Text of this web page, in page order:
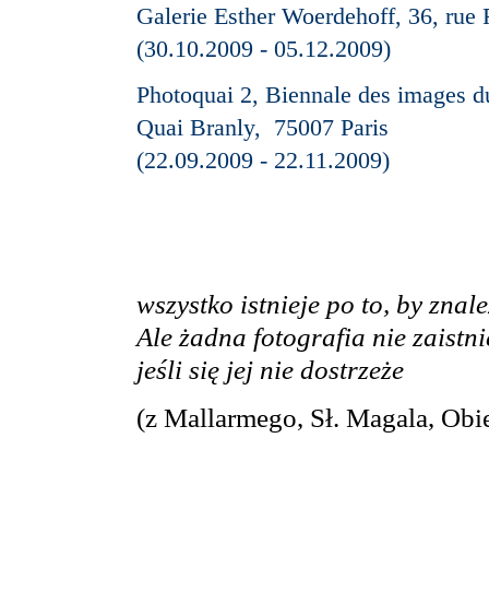
Galerie Esther Woerdehoff, 36, rue
(30.10.2009 - 05.12.2009)
Photoquai 2, Biennale des images
Quai Branly, 75007 Paris
(22.09.2009 - 22.11.2009)
wszystko istnieje po to, by
Ale żadna fotografia nie
jeśli się jej nie dostrzeże
(z Mallarmego, Sł. Magala,